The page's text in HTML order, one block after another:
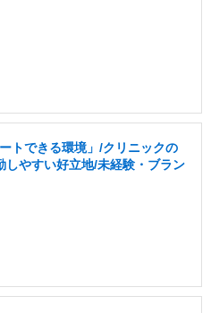
トできる環境」/クリニックの
やすい好立地/未経験・ブラン